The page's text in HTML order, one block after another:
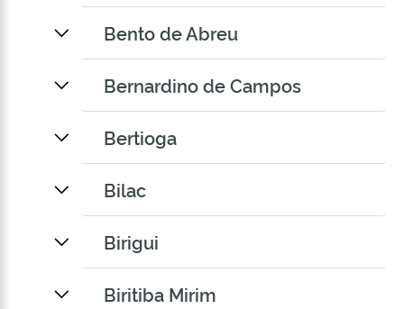
Bento de Abreu
Bernardino de Campos
Bertioga
Bilac
Birigui
Biritiba Mirim